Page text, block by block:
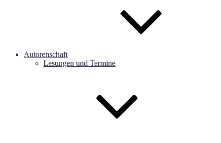
Autorenschaft
Lesungen und Termine